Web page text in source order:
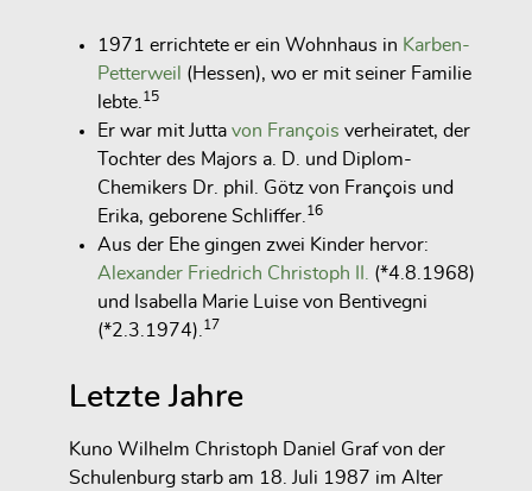
1971 errichtete er ein Wohnhaus in Karben-
Petterweil
(Hessen), wo er mit seiner Familie
lebte.15
Er war mit Jutta von François verheiratet, der
Tochter des Majors a. D. und Diplom-
Chemikers Dr. phil. Götz von François und
Erika, geborene Schliffer.16
Aus der Ehe gingen zwei Kinder hervor:
Alexander Friedrich Christoph II. (*4.8.1968)
und Isabella Marie Luise von Bentivegni
(*2.3.1974).17
Letzte Jahre
Kuno Wilhelm Christoph Daniel Graf von der
Schulenburg starb am 18. Juli 1987 im Alter